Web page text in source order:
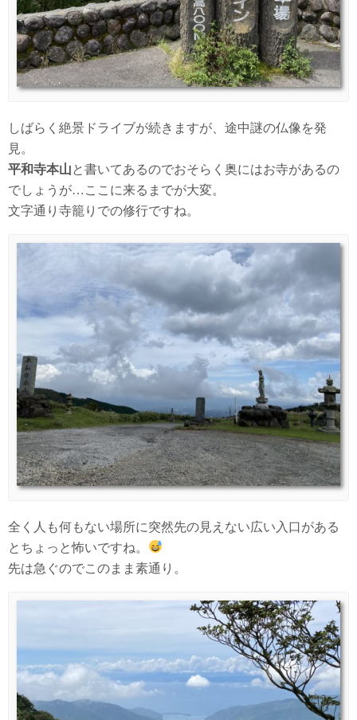
しばらく絶景ドライブが続きますが、途中謎の仏像を発
見。
平和寺本山と書いてあるのでおそらく奥にはお寺があるの
でしょうが…ここに来るまでが大変。
文字通り寺籠りでの修行ですね。
全く人も何もない場所に突然先の見えない広い入口がある
とちょっと怖いですね。
先は急ぐのでこのまま素通り。